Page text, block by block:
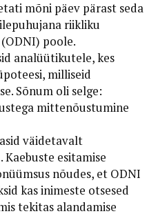
mõni päev pärast seda
riikliku
poole.
analüütikutele, kes
milliseid
Sõnum oli selge:
mittenõustumine
väidetavalt
esitamise
nõudes, et ODNI
kas inimeste otsesed
tekitas alandamise